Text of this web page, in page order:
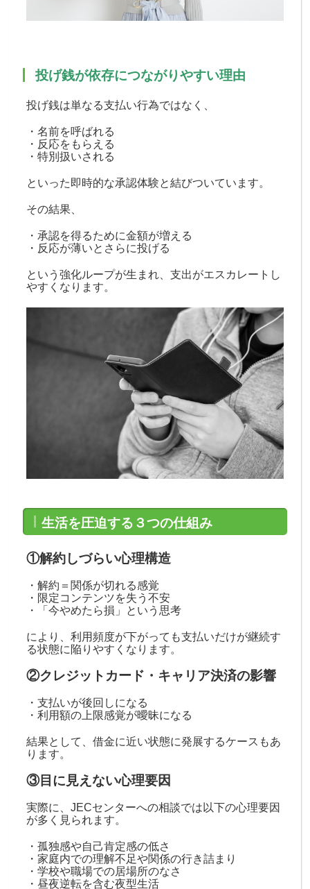
投げ銭が依存につながりやすい理由
投げ銭は単なる支払い行為ではなく、
・名前を呼ばれる
・反応をもらえる
・特別扱いされる
といった即時的な承認体験と結びついています。
その結果、
・承認を得るために金額が増える
・反応が薄いとさらに投げる
という強化ループが生まれ、支出がエスカレートし
やすくなります。
生活を圧迫する３つの仕組み
①解約しづらい心理構造
・解約＝関係が切れる感覚
・限定コンテンツを失う不安
・「今やめたら損」という思考
により、利用頻度が下がっても支払いだけが継続す
る状態に陥りやすくなります。
②クレジットカード・キャリア決済の影響
・支払いが後回しになる
・利用額の上限感覚が曖昧になる
結果として、借金に近い状態に発展するケースもあ
ります。
③目に見えない心理要因
実際に、JECセンターへの相談では以下の心理要因
が多く見られます。
・孤独感や自己肯定感の低さ
・家庭内での理解不足や関係の行き詰まり
・学校や職場での居場所のなさ
・昼夜逆転を含む夜型生活